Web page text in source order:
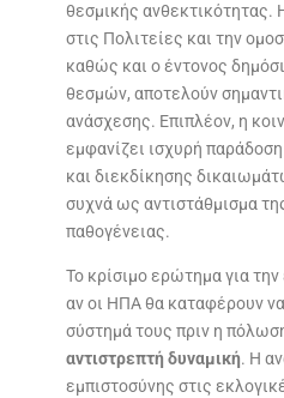
θεσμικής
στις Πολιτείες και την
καθώς και ο έντονος
θεσμών, αποτελούν
ανάσχεσης. Επιπλέον, η
εμφανίζει ισχυρή
και διεκδίκησης
συχνά ως αντιστάθμισμα
παθογένειας.
Το κρίσιμο ερώτημα για
αν οι ΗΠΑ θα καταφέρουν
σύστημά τους πριν η
αντιστρεπτή δυναμική. Η
εμπιστοσύνης στις